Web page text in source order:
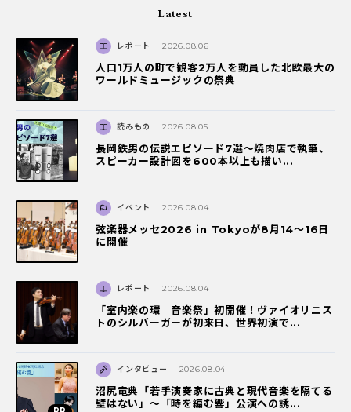
Latest
レポート 2026.08.06
人口1万人の町で観客2万人を動員した北欧最大の
ワールドミュージックの祭典
読みもの 2026.08.05
長岡鉄男の伝説エピソード7選〜焼肉店で執筆、
スピーカー設計図を600本以上も描い...
イベント 2026.08.04
弦楽器メッセ2026 in Tokyoが8月14～16日
に開催
レポート 2026.08.04
「室内楽の環 音楽祭」初開催！ヴァイオリニス
トのシルバーガーが初来日、世界初演で...
インタビュー 2026.08.04
沼尻竜典「若手演奏家に古典と現代音楽を隔てる
壁はない」～「時を編む響」公演への誘...